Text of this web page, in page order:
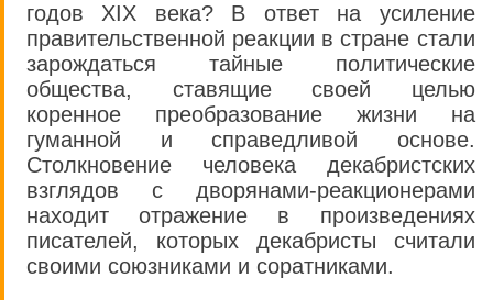
годов XIX века? В ответ на усиление
правительственной реакции в стране стали
зарождаться тайные политические
общества, ставящие своей целью
коренное преобразование жизни на
гуманной и справедливой основе.
Столкновение человека декабристских
взглядов с дворянами-реакционерами
находит отражение в произведениях
писателей, которых декабристы считали
своими союзниками и соратниками.